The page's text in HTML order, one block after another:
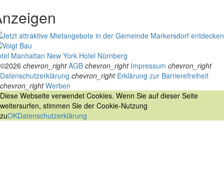
Manhattan New York Hotel Nürnberg
©2026 chevron_right AGB chevron_right Impressum chevron_right
Datenschutzerklärung chevron_right Erklärung zur Barrierefreiheit
chevron_right Werben
Diese Webseite verwendet Cookies. Wenn Sie auf dieser Seite
weitersurfen, stimmen Sie der Cookie-Nutzung
zuOKDatenschutzerklärung